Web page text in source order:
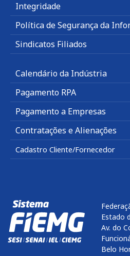
Integridade
Política de Segurança da
Sindicatos Filiados
Calendário da Indústria
Pagamento RPA
Pagamento a Empresas
Contratações e Alienações
Cadastro Cliente/Fornecedor
Estado
Av. do
Belo